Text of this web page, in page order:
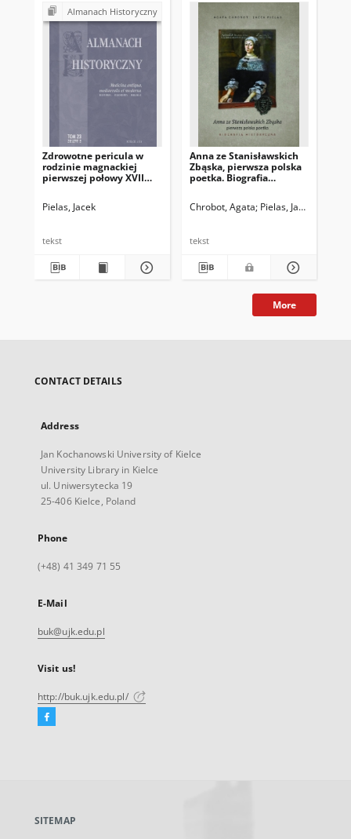
Almanach Historyczny
Zdrowotne pericula w
rodzinie magnackiej
pierwszej połowy XVII
Tęczyńskiego (1575–
Elżbiety z Radziwiłłów
Pielas, Jacek
tekst
Anna ze Stanisławskich
Zbąska, pierwsza polska
poetka. Biografia
Chrobot, Agata Pielas, Jacek
tekst
More
CONTACT DETAILS
Address
Jan Kochanowski University of Kielce
University Library in Kielce
ul. Uniwersytecka 19
25-406 Kielce, Poland
Phone
(+48) 41 349 71 55
E-Mail
buk@ujk.edu.pl
Visit us!
http://buk.ujk.edu.pl/
Facebook
new
SITEMAP